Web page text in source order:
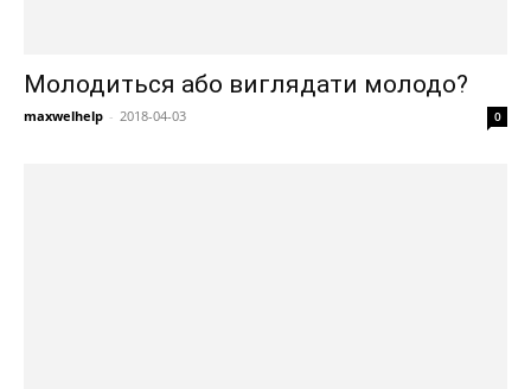
Молодиться або виглядати молодо?
maxwelhelp - 2018-04-03 0